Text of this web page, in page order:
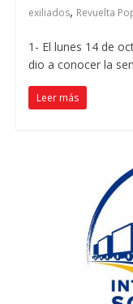
exiliados, Revuelta
1- El lunes 14 de
dio a conocer la
Leer más